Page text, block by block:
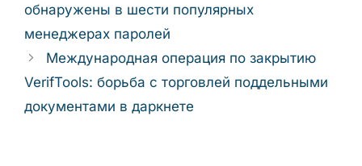
обнаружены в шести популярных
менеджерах паролей
Международная операция по закрытию
VerifTools: борьба с торговлей поддельными
документами в даркнете